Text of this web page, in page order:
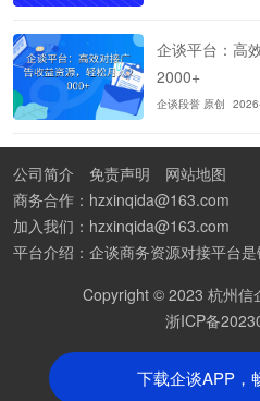
企谈平台：高
2000+
企谈段誉 原创
下载企谈APP，
公司简介 免责声明
网站地图
商务合作：hzxinqida@163.com
加入我们：hzxinqida@163.com
Copyright © 2023 杭州信
浙ICP备